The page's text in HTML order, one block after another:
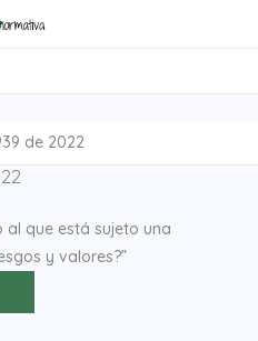
de 2022
al que está sujeto una
y valores?”